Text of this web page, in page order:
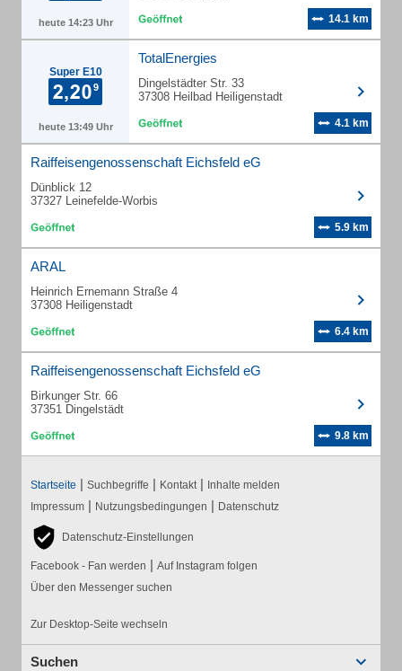
heute 14:23 Uhr 14.1 km
Super E10
heute 13:49 Uhr
TotalEnergies
Dingelstädter Str. 33
37308 Heilbad Heiligenstadt
4.1 km
Raiffeisengenossenschaft Eichsfeld eG
Dünblick 12
37327 Leinefelde-Worbis
5.9 km
ARAL
Heinrich Ernemann Straße 4
37308 Heiligenstadt
6.4 km
Raiffeisengenossenschaft Eichsfeld eG
Birkunger Str. 66
37351 Dingelstädt
9.8 km
Startseite | Suchbegriffe | Kontakt | Inhalte melden
Impressum | Nutzungsbedingungen | Datenschutz
Datenschutz-Einstellungen
Facebook - Fan werden | Auf Instagram folgen
Über den Messenger suchen
Zur Desktop-Seite wechseln
Suchen